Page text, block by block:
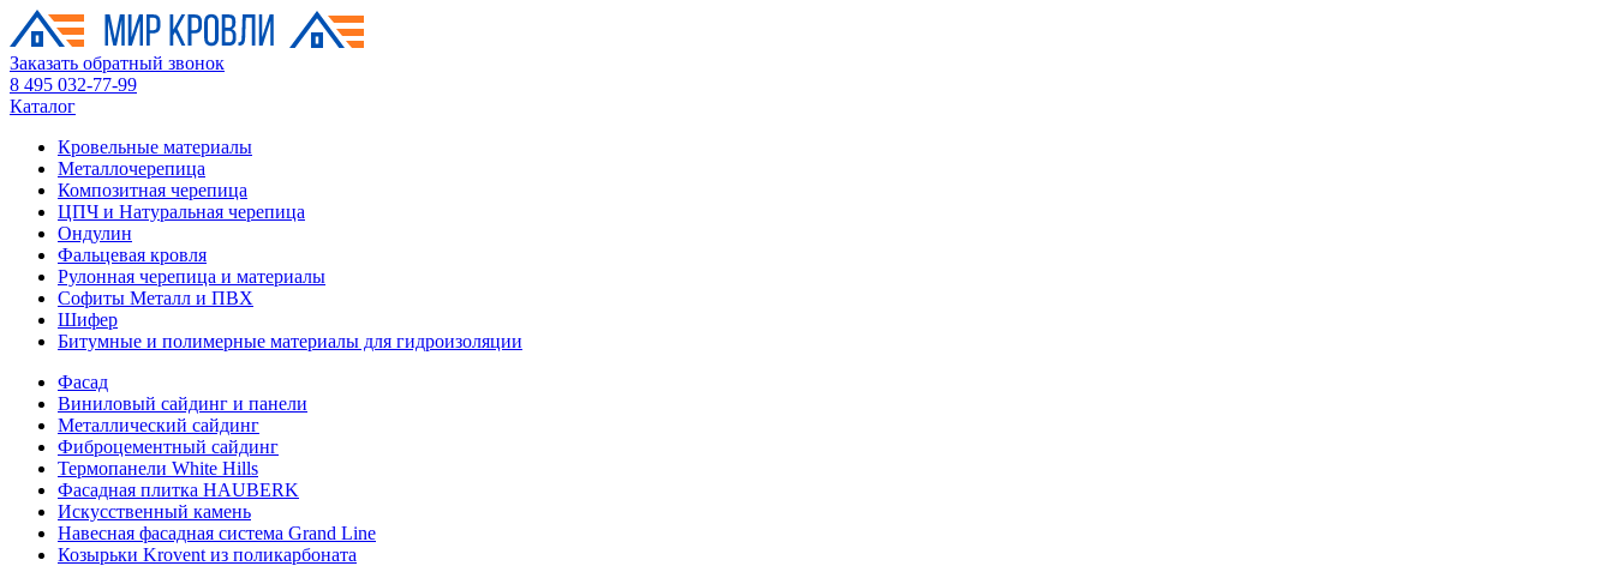
Заказать обратный звонок
8 495 032-77-99
Каталог
Кровельные материалы
Металлочерепица
Композитная черепица
ЦПЧ и Натуральная черепица
Ондулин
Фальцевая кровля
Рулонная черепица и материалы
Софиты Металл и ПВХ
Шифер
Битумные и полимерные материалы для гидроизоляции
Фасад
Виниловый сайдинг и панели
Металлический сайдинг
Фиброцементный сайдинг
Термопанели White Hills
Фасадная плитка HAUBERK
Искусственный камень
Навесная фасадная система Grand Line
Козырьки Krovent из поликарбоната